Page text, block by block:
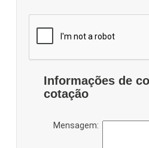
Informações de
cotação
Mensagem: